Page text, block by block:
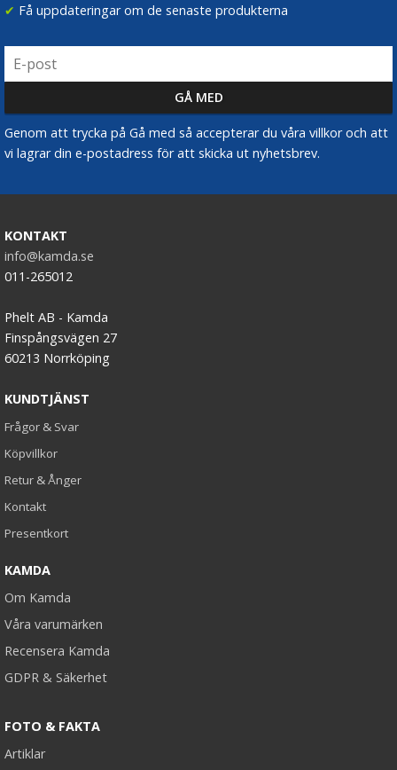
✔ Få uppdateringar om de senaste produkterna
Genom att trycka på Gå med så accepterar du våra villkor och att
vi lagrar din e-postadress för att skicka ut nyhetsbrev.
KONTAKT
info@kamda.se
011-265012
Phelt AB - Kamda
Finspångsvägen 27
60213 Norrköping
KUNDTJÄNST
Frågor & Svar
Köpvillkor
Retur & Ånger
Kontakt
Presentkort
KAMDA
Om Kamda
Våra varumärken
Recensera Kamda
GDPR & Säkerhet
FOTO & FAKTA
Artiklar